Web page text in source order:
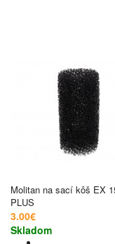
Molitan na sací kôš EX
PLUS
3.00€
Skladom